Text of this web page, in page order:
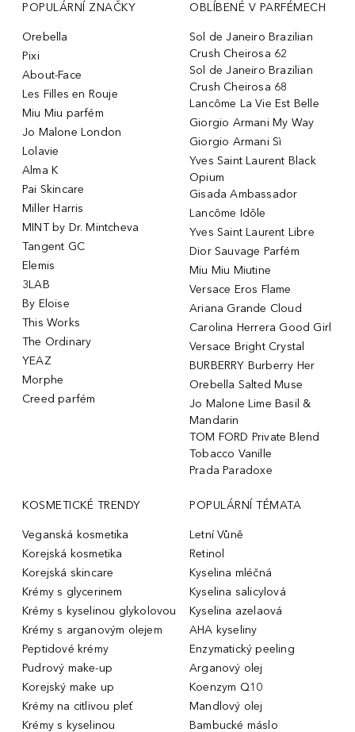
POPULÁRNÍ ZNAČKY
Orebella
Pixi
About-Face
Les Filles en Rouje
Miu Miu parfém
Jo Malone London
Lolavie
Alma K
Pai Skincare
Miller Harris
MINT by Dr. Mintcheva
Tangent GC
Elemis
3LAB
By Eloise
This Works
The Ordinary
YEAZ
Morphe
Creed parfém
OBLÍBENÉ V PARFÉMECH
Sol de Janeiro Brazilian
Crush Cheirosa 62
Sol de Janeiro Brazilian
Crush Cheirosa 68
Lancôme La Vie Est Belle
Giorgio Armani My Way
Giorgio Armani Sì
Yves Saint Laurent Black
Opium
Gisada Ambassador
Lancôme Idôle
Yves Saint Laurent Libre
Dior Sauvage Parfém
Miu Miu Miutine
Versace Eros Flame
Ariana Grande Cloud
Carolina Herrera Good Girl
Versace Bright Crystal
BURBERRY Burberry Her
Orebella Salted Muse
Jo Malone Lime Basil &
Mandarin
TOM FORD Private Blend
Tobacco Vanille
Prada Paradoxe
KOSMETICKÉ TRENDY
Veganská kosmetika
Korejská kosmetika
Korejská skincare
Krémy s glycerinem
Krémy s kyselinou glykolovou
Krémy s arganovým olejem
Peptidové krémy
Pudrový make-up
Korejský make up
Krémy na citlivou pleť
Krémy s kyselinou
POPULÁRNÍ TÉMATA
Letní Vůně
Retinol
Kyselina mléčná
Kyselina salicylová
Kyselina azelaová
AHA kyseliny
Enzymatický peeling
Arganový olej
Koenzym Q10
Mandlový olej
Bambucké máslo